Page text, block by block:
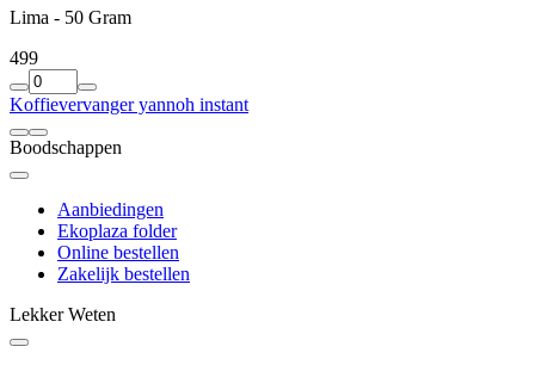
Lima - 50 Gram
499
Koffievervanger yannoh instant
Boodschappen
Aanbiedingen
Ekoplaza folder
Online bestellen
Zakelijk bestellen
Lekker Weten